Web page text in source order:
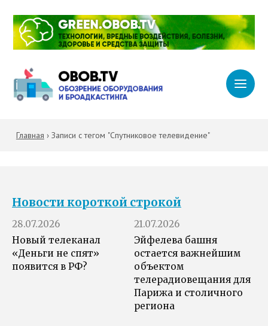
Главная › Записи с тегом "Спутниковое телевидение"
Новости короткой строкой
28.07.2026
Новый телеканал
«Деньги не спят»
появится в РФ?
21.07.2026
Эйфелева башня
остается важнейшим
объектом
телерадиовещания для
Парижа и столичного
региона